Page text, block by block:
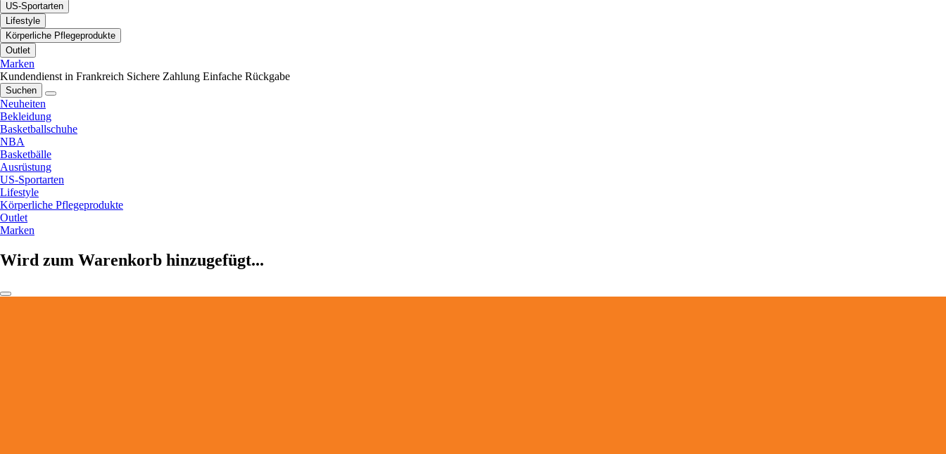
US-Sportarten
Lifestyle
Körperliche Pflegeprodukte
Outlet
Marken
Kundendienst in Frankreich Sichere Zahlung Einfache Rückgabe
Suchen
Neuheiten
Bekleidung
Basketballschuhe
NBA
Basketbälle
Ausrüstung
US-Sportarten
Lifestyle
Körperliche Pflegeprodukte
Outlet
Marken
Wird zum Warenkorb hinzugefügt...